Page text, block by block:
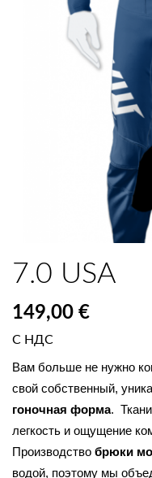
7.0 USA
149,00 €
С НДС
Вам больше не нужно
свой собственный,
гоночная форма.
легкость и ощущение
Производство брюки
водой, поэтому мы